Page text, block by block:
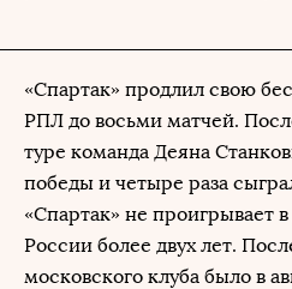
«Спартак» продлил свою
РПЛ до восьми матчей.
туре команда Деяна
победы и четыре раза
«Спартак» не проигрывает
России более двух лет.
московского клуба было в